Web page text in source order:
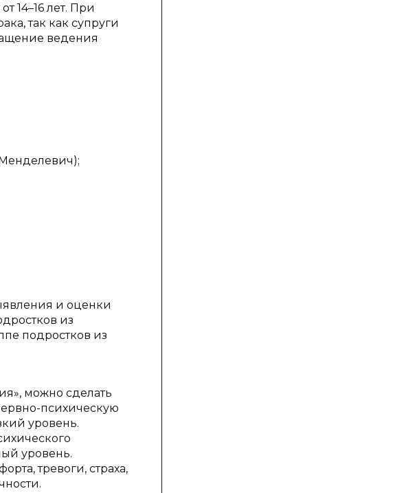
14–16 лет. При
так как супруги
ведения
и оценки
из
подростков из
можно сделать
психическую
уровень.
уровень.
тревоги, страха,